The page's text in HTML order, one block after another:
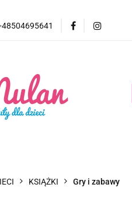
Wyprzedaż Promocje
Nowości
KSIĄŻKI Gry i zabawy